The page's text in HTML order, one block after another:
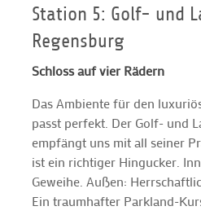
Station 5: Golf- und
Regensburg
Schloss auf vier Rädern
Das Ambiente für den
passt perfekt. Der Golf- und
empfängt uns mit all seiner
ist ein richtiger Hingucker.
Geweihe. Außen:
Ein traumhafter Parkland-